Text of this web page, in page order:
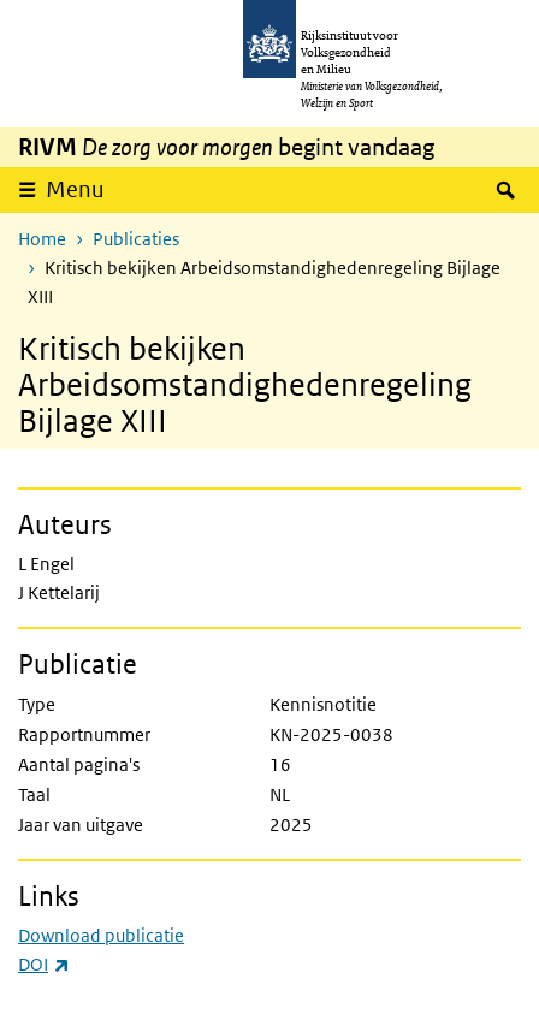
Overslaan en naar de inhoud gaan
Rijksinstituut voor
Volksgezondheid
en Milieu
Ministerie van Volksgezondheid,
Welzijn en Sport
RIVM De zorg voor morgen begint vandaag
Menu
Home
Publicaties
Kritisch bekijken Arbeidsomstandighedenregeling Bijlage
XIII
Kritisch bekijken
Arbeidsomstandighedenregeling
Bijlage XIII
Auteurs
L Engel
J Kettelarij
Publicatie
Type
Kennisnotitie
Rapportnummer
KN-2025-0038
Aantal pagina's
16
Taal
NL
Jaar van uitgave
2025
Links
Download publicatie
DOI